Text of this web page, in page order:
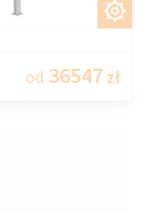
DOSTOSUJ
od 36547 zł